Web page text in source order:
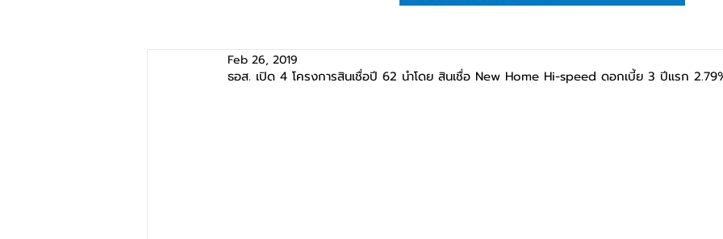
ธอส. เปิด 4 โครงการสินเชื่อปี 62 นำโดย สินเชื่อ New Home Hi-speed ดอกเบี้ย 3 ปีแรก
Feb 26, 2019